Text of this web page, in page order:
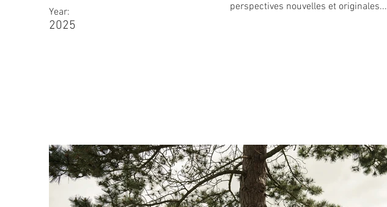
Year:
2025
perspectives nouvelles et originales...